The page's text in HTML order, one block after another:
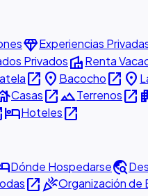
diamondExperiencias
PrivadosvillaRenta
open_in_new place Bacochoopen_in_new place
Casasopen_in_newlandscapeTerrenosopen_in_new
hotelHotelesopen_in_new
Dónde Hospedarsetravel_explore
open_in_newcelebrationOrganización de